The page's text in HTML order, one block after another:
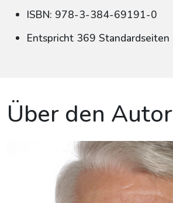
ISBN: 978-3-384-69191-0
Entspricht 369 Standardseiten
Über den Autor